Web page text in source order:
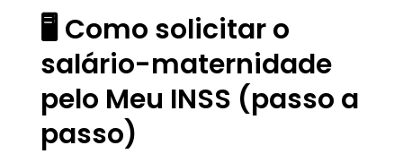
🖥️ Como solicitar o
salário-maternidade
pelo Meu INSS (passo a
passo)